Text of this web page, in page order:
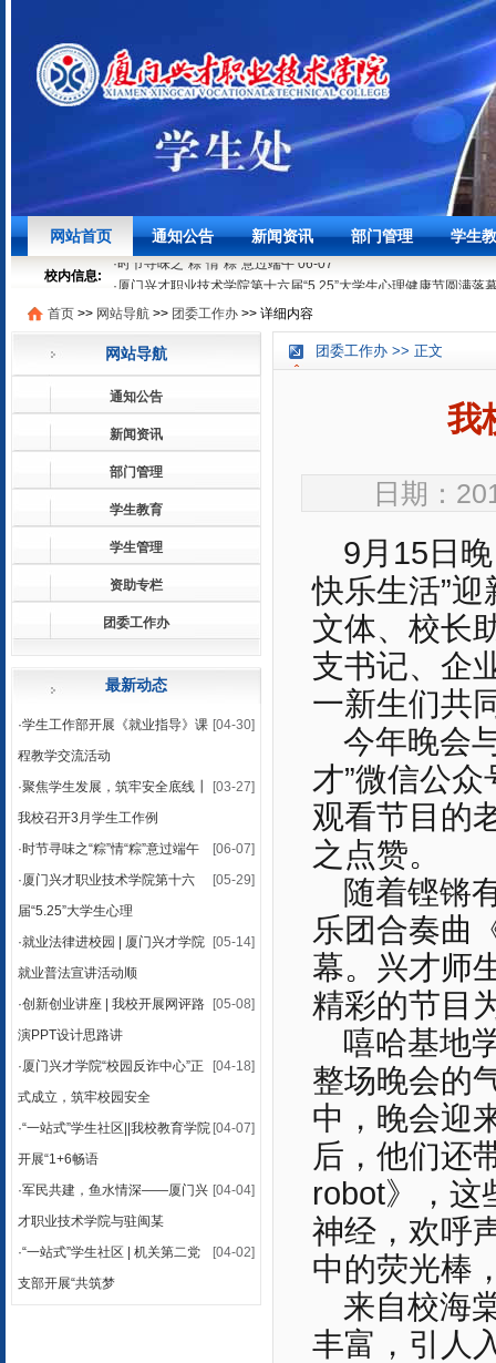
网站首页 通知公告 新闻资讯 部门管理 学生
校内信息:
聚焦学生发展，筑牢安全底线┃我校召开3月学生工作例会03-27
厦门兴才职业技术学院第十六届“5.25”大学生心理健康节圆满落
·就业法律进校园 | 厦门兴才学院就业普法宣讲活动顺利开展
聚焦学生发展，筑牢安全底线┃我校召开3月学生工作例会
·时节寻味之“粽”情“粽”意过端午06-07
05-29
·就业法律进校园 | 厦门兴才学院就业普法宣讲活动顺利开展05-
首页 >> 网站导航 >> 团委工作办 >> 详细内容
网站导航
通知公告
新闻资讯
部门管理
学生教育
学生管理
资助专栏
团委工作办
最新动态
[04-30]
·学生工作部开展《就业指导》课
程教学交流活动
[03-27]
·聚焦学生发展，筑牢安全底线┃
我校召开3月学生工作例
[06-07]
·时节寻味之“粽”情“粽”意过端午
[05-29]
·厦门兴才职业技术学院第十六
届“5.25”大学生心理
[05-14]
·就业法律进校园 | 厦门兴才学院
就业普法宣讲活动顺
[05-08]
·创新创业讲座 | 我校开展网评路
演PPT设计思路讲
[04-18]
·厦门兴才学院“校园反诈中心”正
式成立，筑牢校园安全
[04-07]
·“一站式”学生社区||我校教育学院
开展“1+6畅语
[04-04]
·军民共建，鱼水情深——厦门兴
才职业技术学院与驻闽某
[04-02]
·“一站式”学生社区 | 机关第二党
支部开展“共筑梦
团委工作办 >> 正文
我
日期：
9月15日
快乐生活”
文体、校长
支书记、企
一新生们共
今年晚会
才”微信公
观看节目的
之点赞。
随着铿锵
乐团合奏曲
幕。兴才师
精彩的节目
嘻哈基地
整场晚会的
中，晚会迎
后，他们还
robot》，这
神经，欢呼
中的荧光棒
来自校海
丰富，引人